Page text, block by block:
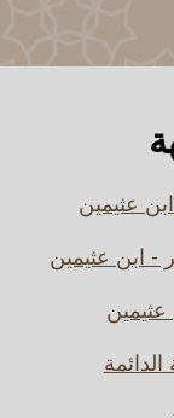
عثيمين
- ابن عثيمين
عثيمين